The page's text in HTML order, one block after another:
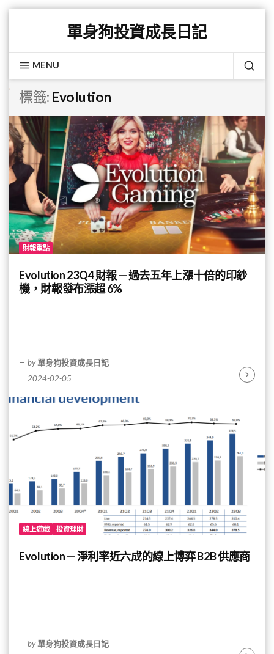
content
單身狗投資成長日記
MENU
標籤: Evolution
財報重點
Evolution 23Q4 財報 — 過去五年上漲十倍的印鈔
機，財報發布漲超 6%
by 單身狗投資成長日記
2024-02-05
線上遊戲 投資理財
Evolution — 淨利率近六成的線上博弈 B2B 供應商
by 單身狗投資成長日記